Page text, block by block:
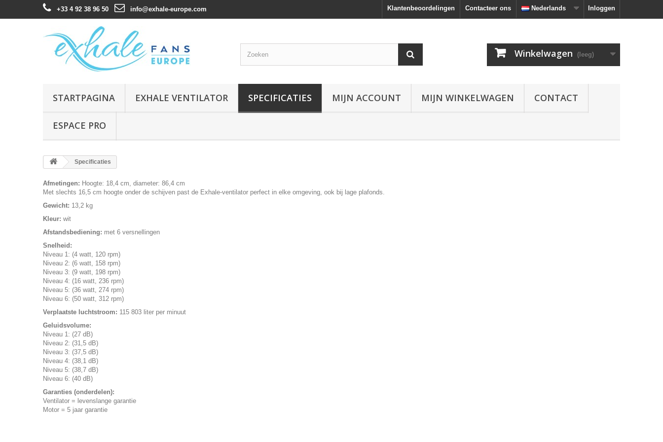
Inloggen
Nederlands
Contacteer ons
Klantenbeoordelingen
+33 4 92 38 96 50 info@exhale-europe.com
Winkelwagen (leeg)
STARTPAGINA EXHALE VENTILATOR SPECIFICATIES MIJN ACCOUNT MIJN WINKELWAGEN CONTACT
ESPACE PRO
Specificaties
Afmetingen: Hoogte: 18,4 cm, diameter: 86,4 cm
Met slechts 16,5 cm hoogte onder de schijven past de Exhale-ventilator perfect in elke omgeving, ook bij lage plafonds.
Gewicht: 13,2 kg
Kleur: wit
Afstandsbediening: met 6 versnellingen
Snelheid:
Niveau 1: (4 watt, 120 rpm)
Niveau 2: (6 watt, 158 rpm)
Niveau 3: (9 watt, 198 rpm)
Niveau 4: (16 watt, 236 rpm)
Niveau 5: (36 watt, 274 rpm)
Niveau 6: (50 watt, 312 rpm)
Verplaatste luchtstroom: 115 803 liter per minuut
Geluidsvolume:
Niveau 1: (27 dB)
Niveau 2: (31,5 dB)
Niveau 3: (37,5 dB)
Niveau 4: (38,1 dB)
Niveau 5: (38,7 dB)
Niveau 6: (40 dB)
Garanties (onderdelen):
Ventilator = levenslange garantie
Motor = 5 jaar garantie